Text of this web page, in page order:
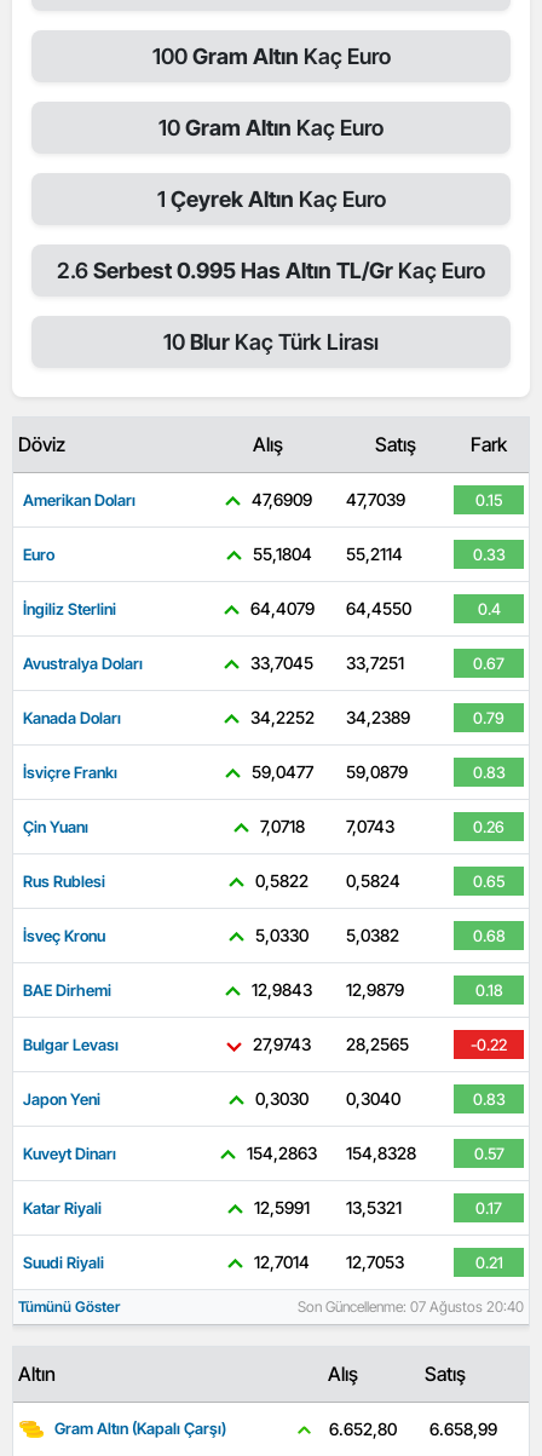
100Gram Altın Kaç Euro
10Gram Altın Kaç Euro
1 Çeyrek Altın Kaç Euro
2.6Serbest 0.995 Has Altın TL/Gr Kaç Euro
10Blur Kaç Türk Lirası
Döviz Alış Satış Fark
Amerikan Doları 47,6909 47,7039 0.15
Euro 55,1804 55,2114 0.33
İngiliz Sterlini 64,4079 64,4550 0.4
Avustralya Doları 33,7045 33,7251 0.67
Kanada Doları 34,2252 34,2389 0.79
İsviçre Frankı 59,0477 59,0879 0.83
Çin Yuanı 7,0718 7,0743 0.26
Rus Rublesi 0,5822 0,5824 0.65
İsveç Kronu 5,0330 5,0382 0.68
BAE Dirhemi 12,9843 12,9879 0.18
Bulgar Levası 27,9743 28,2565 -0.22
Japon Yeni 0,3030 0,3040 0.83
Kuveyt Dinarı 154,2863 154,8328 0.57
Katar Riyali 12,5991 13,5321 0.17
Suudi Riyali 12,7014 12,7053 0.21
Tümünü Göster Son Güncellenme: 07 Ağustos 20:40
Altın Alış Satış
Gram Altın (Kapalı Çarşı) 6.652,80 6.658,99